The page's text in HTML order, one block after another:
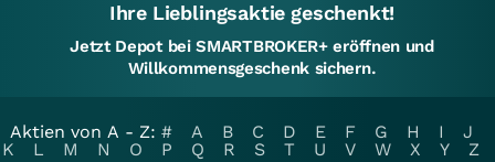
Ihre Lieblingsaktie geschenkt!
Jetzt Depot bei SMARTBROKER+ eröffnen und
Willkommensgeschenk sichern.
Aktien von A - Z: # A B C D E F G H I
J
K
L M N O P Q R S T U V W X Y
Z